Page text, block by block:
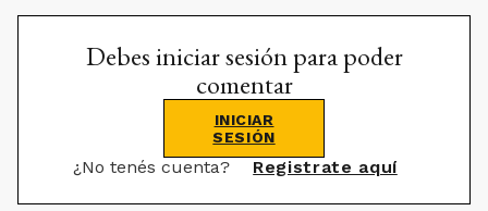
Debes iniciar sesión para poder
comentar
INICIAR
SESIÓN
¿No tenés cuenta? Registrate aquí